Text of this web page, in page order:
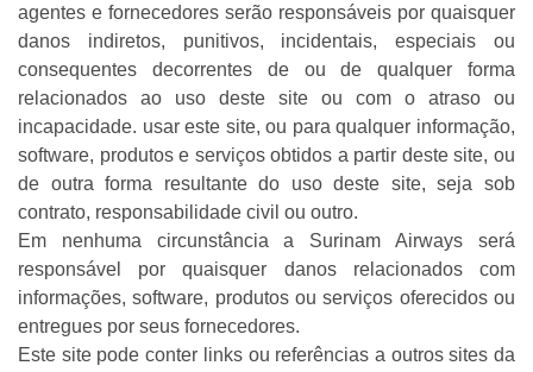
agentes e fornecedores serão responsáveis por quaisquer
danos indiretos, punitivos, incidentais, especiais ou
consequentes decorrentes de ou de qualquer forma
relacionados ao uso deste site ou com o atraso ou
incapacidade. usar este site, ou para qualquer informação,
software, produtos e serviços obtidos a partir deste site, ou
de outra forma resultante do uso deste site, seja sob
contrato, responsabilidade civil ou outro.
Em nenhuma circunstância a Surinam Airways será
responsável por quaisquer danos relacionados com
informações, software, produtos ou serviços oferecidos ou
entregues por seus fornecedores.
Este site pode conter links ou referências a outros sites da